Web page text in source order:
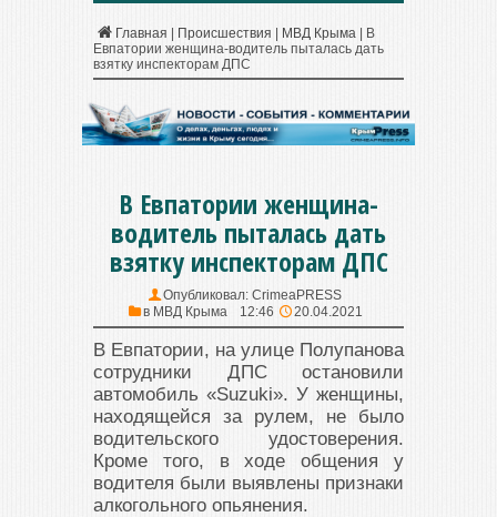
Главная Происшествия МВД Крыма
В
Евпатории женщина-водитель пыталась дать
взятку инспекторам ДПС
В Евпатории женщина-
водитель пыталась дать
взятку инспекторам ДПС
Опубликовал: CrimeaPRESS
в МВД Крыма 12:46 20.04.2021
В Евпатории, на улице Полупанова
сотрудники ДПС остановили
автомобиль «Suzuki». У женщины,
находящейся за рулем, не было
водительского удостоверения.
Кроме того, в ходе общения у
водителя были выявлены признаки
алкогольного опьянения.